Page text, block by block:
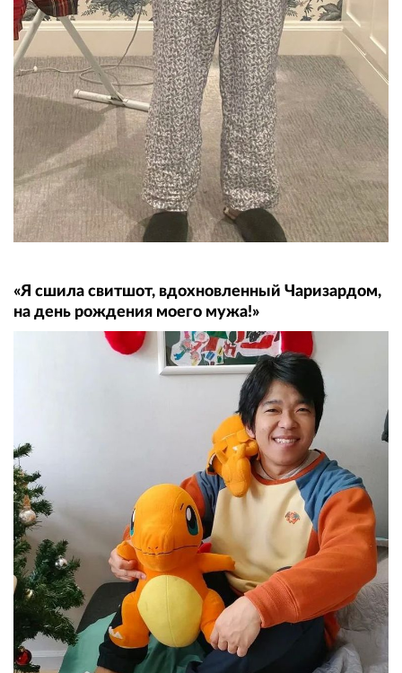
«Я сшила свитшот, вдохновленный Чаризардом,
на день рождения моего мужа!»